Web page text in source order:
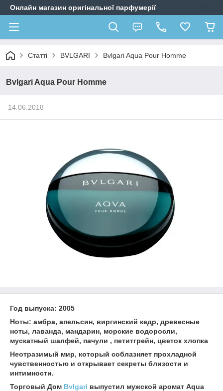
Онлайн магазин оригінальної парфумерії
Статті BVLGARI Bvlgari Aqua Pour Homme
Bvlgari Aqua Pour Homme
14.06.2018
Год выпуска: 2005
Ноты: амбра, апельсин, виргинский кедр, древесные
ноты, лаванда, мандарин, морские водоросли,
мускатный шалфей, пачули , петитгрейн, цветок хлопка
Неотразимый мир, который соблазняет прохладной
чувственностью и открывает секреты близости и
интимности.
Торговый Дом Bvlgari выпустил мужской аромат Aqua